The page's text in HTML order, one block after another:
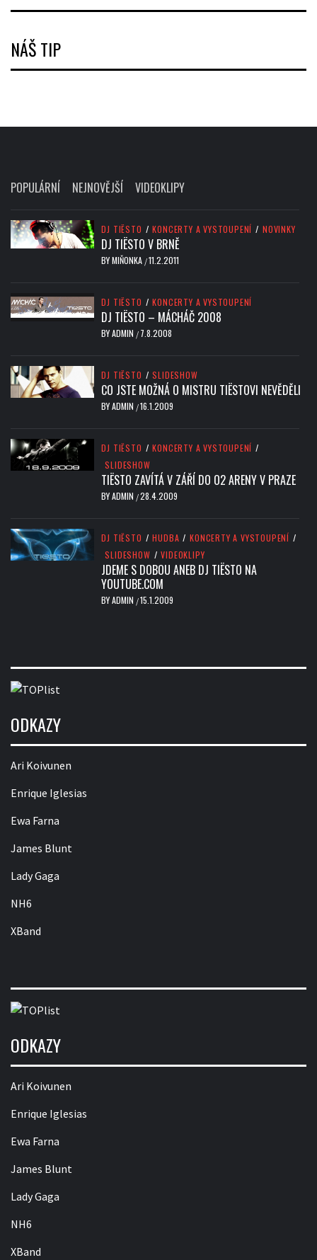
NÁŠ TIP
POPULÁRNÍ NEJNOVĚJŠÍ VIDEOKLIPY
DJ TIËSTO / KONCERTY A VYSTOUPENÍ / NOVINKY
DJ TIËSTO V BRNĚ
BYMIŇONKA /11.2.2011
DJ TIËSTO / KONCERTY A VYSTOUPENÍ
DJ TIËSTO – MÁCHÁČ 2008
BYADMIN / 7.8.2008
DJ TIËSTO / SLIDESHOW
CO JSTE MOŽNÁ O MISTRU TIËSTOVI NEVĚDĚLI
BYADMIN /16.1.2009
DJ TIËSTO / KONCERTY A VYSTOUPENÍ /
SLIDESHOW
TIËSTO ZAVÍTÁ V ZÁŘÍ DO O2 ARENY V PRAZE
BYADMIN /28.4.2009
DJ TIËSTO / HUDBA / KONCERTY A VYSTOUPENÍ /
SLIDESHOW / VIDEOKLIPY
JDEME S DOBOU ANEB DJ TIËSTO NA
YOUTUBE.COM
BYADMIN /15.1.2009
ODKAZY
Ari Koivunen
Enrique Iglesias
Ewa Farna
James Blunt
Lady Gaga
NH6
XBand
ODKAZY
Ari Koivunen
Enrique Iglesias
Ewa Farna
James Blunt
Lady Gaga
NH6
XBand